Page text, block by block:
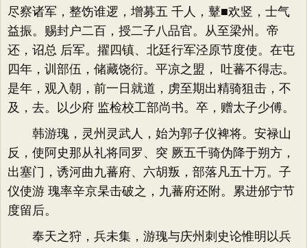
尽察诸军，整饬谁逻，增募五 千人，鼙■欢竖，士气
益振。赐封户二百，授二子八品官。从至梁州。帝
还，诏总 后军。擢四镇、北廷行军泾原节度使。在屯
四年，训部伍，储藏饶衍。平凉之盟， 吐蕃不得志。
是年，观入朝，前一日就道，虏至期出精骑狙击，不
及，去。以少府 监检校工部尚书。卒，赠太子少傅。
韩游瑰，灵州灵武人，始为郭子仪裨将。安禄山
反，使阿史那从礼将同罗、突 厥五千骑伪降于朔方，
出塞门，诱河曲九蕃府、六胡叛，部落凡五十万。子
仪使游 瑰率辛京杲击破之，九蕃府还附。累进邠宁节
度留后。
奉天之狩，兵未集，游瑰与庆州刺史论惟明以兵